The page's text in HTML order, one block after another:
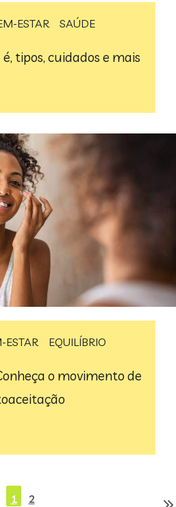
ESTAR SAÚDE
tipos, cuidados e mais
ESTAR EQUILÍBRIO
o movimento de
1 2